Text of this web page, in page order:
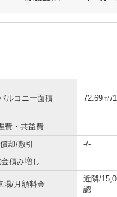
ルコニー面積 72.69㎡/
費・共益費
-
償却/敷引
-/-
積み増し -
場/月額料金
近隣/
認